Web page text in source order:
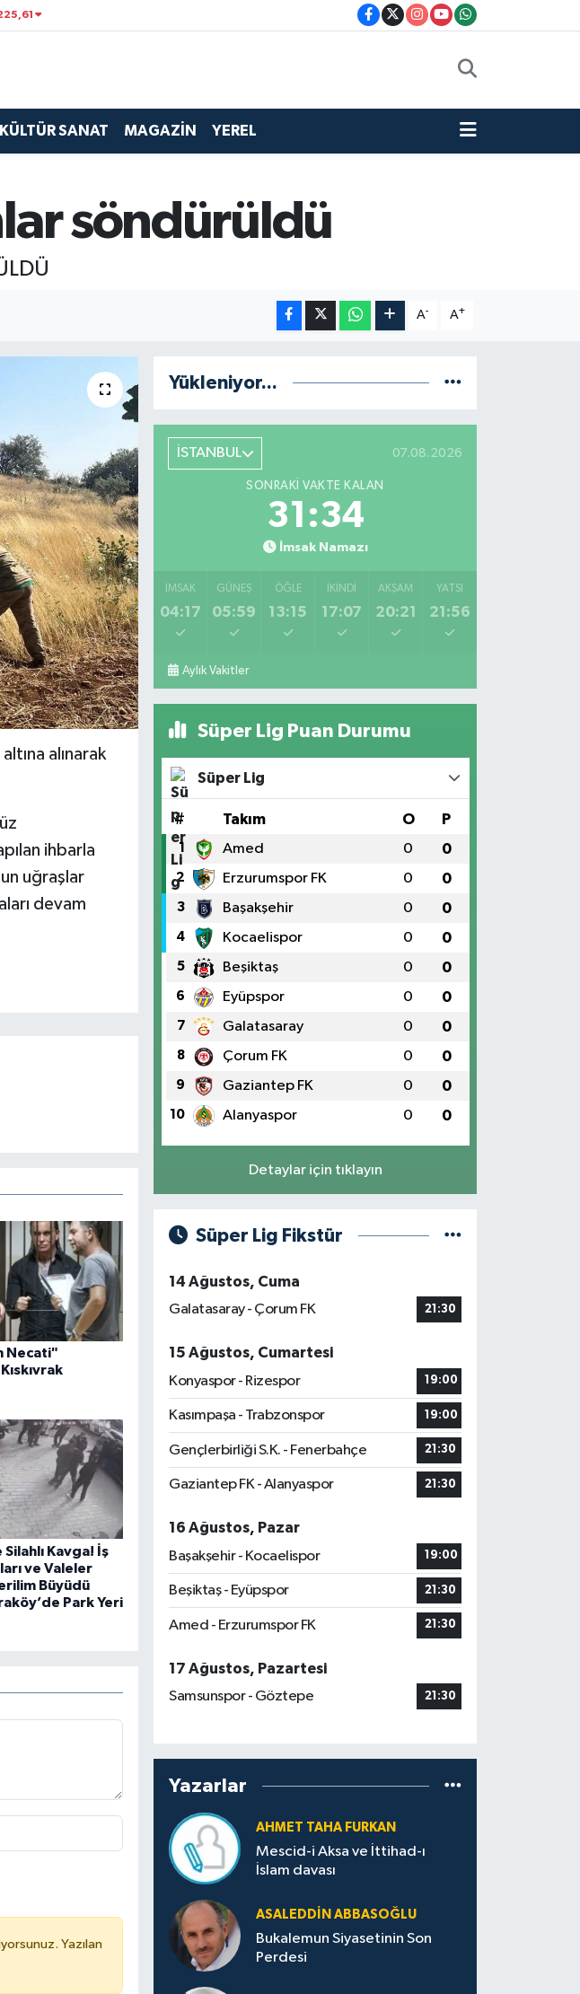
KÜLTÜR SANAT MAGAZİN YEREL
söndürüldü
A- A+
alınarak
ihbarla
uğraşlar
devam
Necati"
Silahlı Kavga! İş
ve Valeler
Büyüdü
Park Yeri
Yazılan
Yükleniyor...
İSTANBUL 07.08.2026
SONRAKI VAKTE KALAN
31:33
İmsak Namazı
İMSAK
04:17
GÜNEŞ
05:59
ÖĞLE
13:15
İKINDI
17:07
AKŞAM
20:21
YATSI
21:56
Aylık Vakitler
Süper Lig Puan Durumu
Süper Lig
# Takım O P
1 Amed 0 0
2 Erzurumspor FK 0 0
3 Başakşehir 0 0
4 Kocaelispor 0 0
5 Beşiktaş 0 0
6 Eyüpspor 0 0
7 Galatasaray 0 0
8 Çorum FK 0 0
9 Gaziantep FK 0 0
10 Alanyaspor 0 0
Detaylar için tıklayın
Süper Lig Fikstür
14 Ağustos, Cuma
Galatasaray - Çorum FK
21:30
15 Ağustos, Cumartesi
Konyaspor - Rizespor
19:00
Kasımpaşa - Trabzonspor 19:00
Gençlerbirliği S.K. - Fenerbahçe 21:30
Gaziantep FK - Alanyaspor 21:30
16 Ağustos, Pazar
Başakşehir - Kocaelispor
19:00
Beşiktaş - Eyüpspor 21:30
Amed - Erzurumspor FK 21:30
17 Ağustos, Pazartesi
Samsunspor - Göztepe
21:30
Yazarlar
AHMET TAHA FURKAN
Mescid-i Aksa ve İttihad-ı
İslam davası
ASALEDDIN ABBASOĞLU
Bukalemun Siyasetinin Son
Perdesi